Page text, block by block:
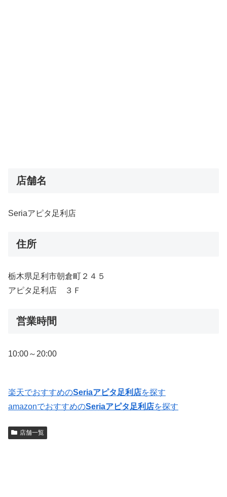
店舗名
Seriaアピタ足利店
住所
栃木県足利市朝倉町２４５
アピタ足利店 ３Ｆ
営業時間
10:00～20:00
楽天でおすすめのSeriaアピタ足利店を探す
amazonでおすすめのSeriaアピタ足利店を探す
店舗一覧